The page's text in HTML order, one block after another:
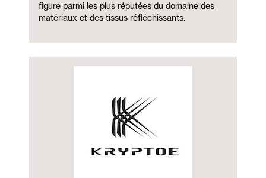
figure parmi les plus réputées du domaine des
matériaux et des tissus réfléchissants.